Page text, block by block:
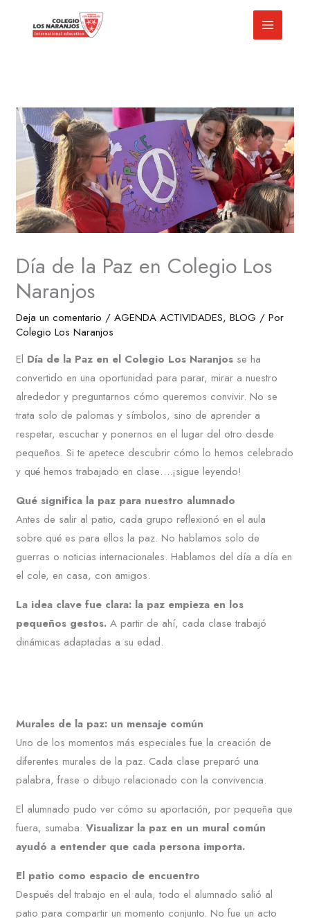
Día de la Paz en Colegio Los
Naranjos
Deja un comentario /AGENDA ACTIVIDADES,BLOG / Por
Colegio Los Naranjos
El Día de la Paz en el Colegio Los Naranjos se ha
convertido en una oportunidad para parar, mirar a nuestro
alrededor y preguntarnos cómo queremos convivir. No se
trata solo de palomas y símbolos, sino de aprender a
respetar, escuchar y ponernos en el lugar del otro desde
pequeños. Si te apetece descubrir cómo lo hemos celebrado
y qué hemos trabajado en clase….¡sigue leyendo!
Qué significa la paz para nuestro alumnado
Antes de salir al patio, cada grupo reflexionó en el aula
sobre qué es para ellos la paz. No hablamos solo de
guerras o noticias internacionales. Hablamos del día a día en
el cole, en casa, con amigos.
La idea clave fue clara: la paz empieza en los
pequeños gestos. A partir de ahí, cada clase trabajó
dinámicas adaptadas a su edad.
Murales de la paz: un mensaje común
Uno de los momentos más especiales fue la creación de
diferentes murales de la paz. Cada clase preparó una
palabra, frase o dibujo relacionado con la convivencia.
El alumnado pudo ver cómo su aportación, por pequeña que
fuera, sumaba.Visualizar la paz en un mural común
ayudó a entender que cada persona importa.
El patio como espacio de encuentro
Después del trabajo en el aula, todo el alumnado salió al
patio para compartir un momento conjunto. No fue un acto